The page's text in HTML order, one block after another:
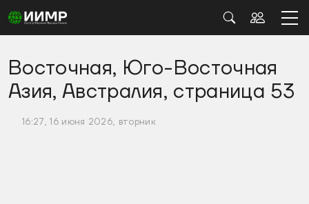
Восточная, Юго-Восточная
Азия, Австралия, страница 53
16:27, 16 июня 2026, вторник